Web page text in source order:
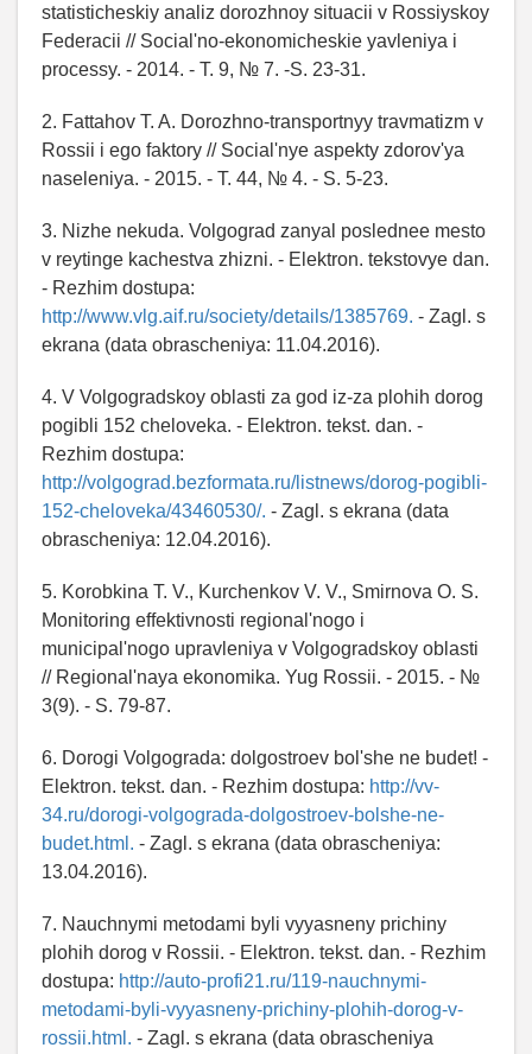
statisticheskiy analiz dorozhnoy situacii v Rossiyskoy
Federacii // Social'no-ekonomicheskie yavleniya i
processy. - 2014. - T. 9, № 7. -S. 23-31.
2. Fattahov T. A. Dorozhno-transportnyy travmatizm v
Rossii i ego faktory // Social'nye aspekty zdorov'ya
naseleniya. - 2015. - T. 44, № 4. - S. 5-23.
3. Nizhe nekuda. Volgograd zanyal poslednee mesto
v reytinge kachestva zhizni. - Elektron. tekstovye dan.
- Rezhim dostupa:
http://www.vlg.aif.ru/society/details/1385769. - Zagl. s
ekrana (data obrascheniya: 11.04.2016).
4. V Volgogradskoy oblasti za god iz-za plohih dorog
pogibli 152 cheloveka. - Elektron. tekst. dan. -
Rezhim dostupa:
http://volgograd.bezformata.ru/listnews/dorog-pogibli-
152-cheloveka/43460530/. - Zagl. s ekrana (data
obrascheniya: 12.04.2016).
5. Korobkina T. V., Kurchenkov V. V., Smirnova O. S.
Monitoring effektivnosti regional'nogo i
municipal'nogo upravleniya v Volgogradskoy oblasti
// Regional'naya ekonomika. Yug Rossii. - 2015. - №
3(9). - S. 79-87.
6. Dorogi Volgograda: dolgostroev bol'she ne budet! -
Elektron. tekst. dan. - Rezhim dostupa: http://vv-
34.ru/dorogi-volgograda-dolgostroev-bolshe-ne-
budet.html. - Zagl. s ekrana (data obrascheniya:
13.04.2016).
7. Nauchnymi metodami byli vyyasneny prichiny
plohih dorog v Rossii. - Elektron. tekst. dan. - Rezhim
dostupa: http://auto-profi21.ru/119-nauchnymi-
metodami-byli-vyyasneny-prichiny-plohih-dorog-v-
rossii.html. - Zagl. s ekrana (data obrascheniya